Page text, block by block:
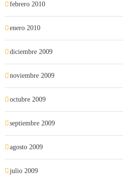
febrero 2010
enero 2010
diciembre 2009
noviembre 2009
octubre 2009
septiembre 2009
agosto 2009
julio 2009